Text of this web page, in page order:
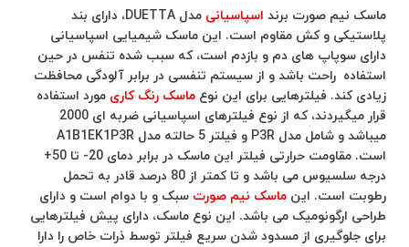
ماسک نیم صورت برند اسپاسیانی
مدل DUETTA، دارای بند
پلاستیکی و کش مقاوم است. این ماسک شیمیایی اسپاسیانی
دارای سوپاپ های دم و بازدم است، که سبب شده تنفس در حین
استفاده راحت باشد و از سیستم تنفسی در برابر آلودگی محافظت
زیادی کند. فیلترهایی برای این نوع ماسک رنگ کاری مورد استفاده
قرار میگیردند، که از نوع فیلترهای اسپاسیانی ضربه ای 2000
میباشد و شامل مدل P3R و فیلتر 5 حالته مدل A1B1EK1P3R
است. مقاومت حرارتی فیلتر این ماسک در برابر دمای 20- تا 50+
درجه سلسیوس می باشد و تا کمتر از 80 درصد قادر به تحمل
رطوبت است. این ماسک نیم صورت سبک و با دوام است و دارای
طراحی ارگونومیک می باشد. این نوع ماسک، دارای پیش فیلترهایی
برای جلوگیری از مسدود شدن سریع فیلتر توسط ذرات خاص را دارا